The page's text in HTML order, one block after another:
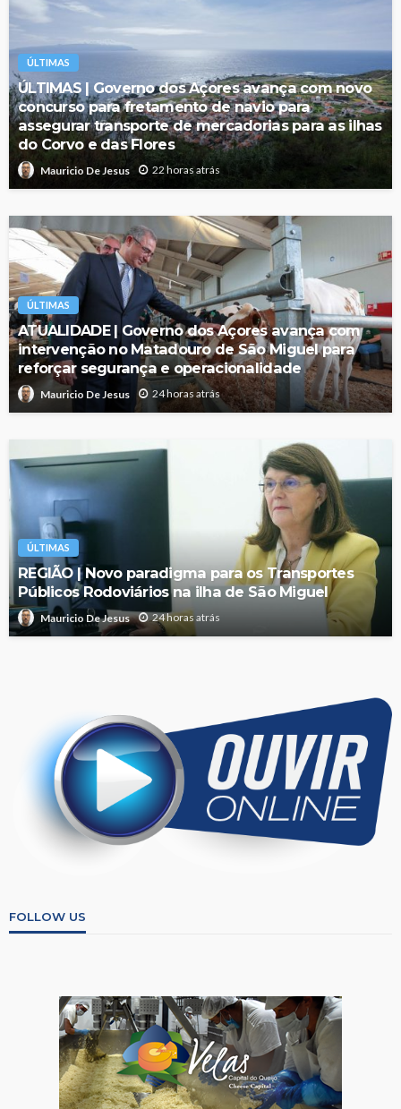
ÚLTIMAS
ÚLTIMAS | Governo dos Açores avança com novo
concurso para fretamento de navio para
assegurar transporte de mercadorias para as ilhas
do Corvo e das Flores
Mauricio De Jesus 22 horas atrás
ÚLTIMAS
ATUALIDADE | Governo dos Açores avança com
intervenção no Matadouro de São Miguel para
reforçar segurança e operacionalidade
Mauricio De Jesus 24 horas atrás
ÚLTIMAS
REGIÃO | Novo paradigma para os Transportes
Públicos Rodoviários na ilha de São Miguel
Mauricio De Jesus 24 horas atrás
FOLLOW US